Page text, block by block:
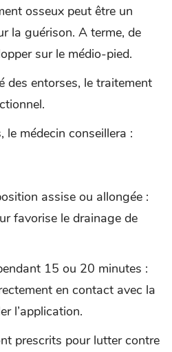
osseux peut être un
la guérison. A terme, de
sur le médio-pied.
des entorses, le traitement
le médecin conseillera :
assise ou allongée :
favorise le drainage de
15 ou 20 minutes :
en contact avec la
l’application.
prescrits pour lutter contre